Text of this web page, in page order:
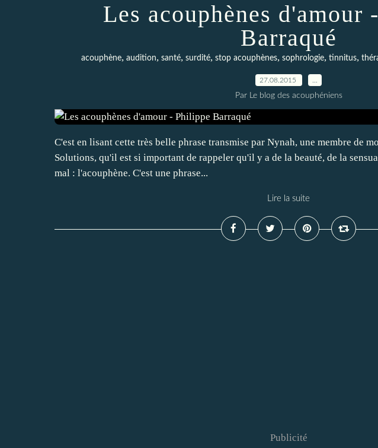
Les acouphènes d'amour
Barraqué
acouphène, audition, santé, surdité, stop acouphènes, sophrologie, tinnitus,
27.08.2015
Par Le blog des acouphéniens
C'est en lisant cette très belle phrase transmise par Nynah, une membre de
Solutions, qu'il est si important de rappeler qu'il y a de la beauté, de la
mal : l'acouphène. C'est une phrase...
Lire la suite
Publicité